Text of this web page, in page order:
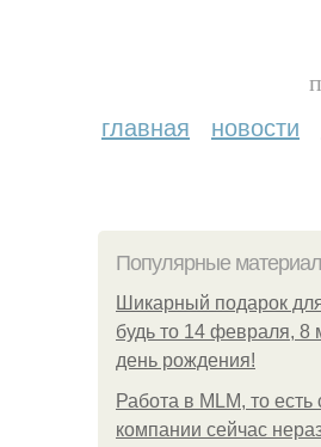
главная новости
Популярные
Шикарный подарок
будь то 14 февраля, 8
день рождения!
Работа в MLM, то есть
компании сейчас